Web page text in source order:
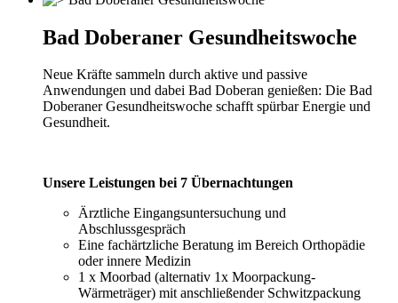
Bad Doberaner Gesundheitswoche
Neue Kräfte sammeln durch aktive und passive
Anwendungen und dabei Bad Doberan genießen: Die Bad
Doberaner Gesundheitswoche schafft spürbar Energie und
Gesundheit.
Unsere Leistungen bei 7 Übernachtungen
Ärztliche Eingangsuntersuchung und
Abschlussgespräch
Eine fachärtzliche Beratung im Bereich Orthopädie
oder innere Medizin
1 x Moorbad (alternativ 1x Moorpackung-
Wärmeträger) mit anschließender Schwitzpackung